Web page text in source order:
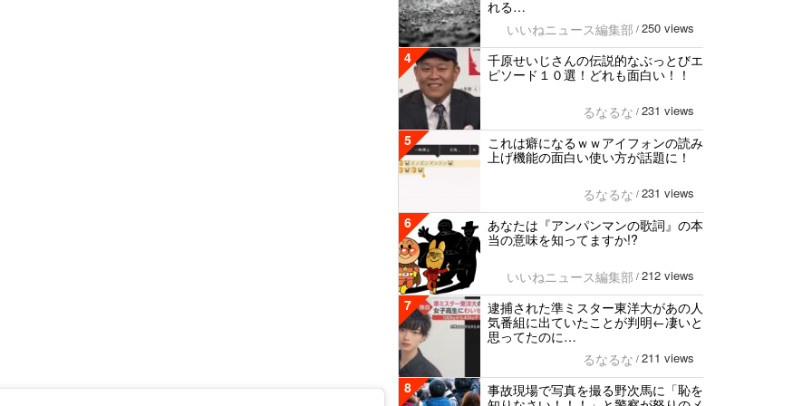
れる…
いいねニュース編集部 / 250 views
4
千原せいじさんの伝説的なぶっとびエ
ピソード１０選！どれも面白い！！
るなるな / 231 views
5
これは癖になるｗｗアイフォンの読み
上げ機能の面白い使い方が話題に！
るなるな / 231 views
6
あなたは『アンパンマンの歌詞』の本
当の意味を知ってますか!?
いいねニュース編集部 / 212 views
7
逮捕された準ミスター東洋大があの人
気番組に出ていたことが判明←凄いと
思ってたのに…
るなるな / 211 views
8
事故現場で写真を撮る野次馬に「恥を